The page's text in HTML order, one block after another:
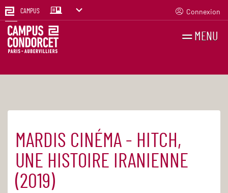
CAMPUS Connexion
MENU
Accueil Agenda
MARDIS CINÉMA - HITCH,
UNE HISTOIRE IRANIENNE
(2019)